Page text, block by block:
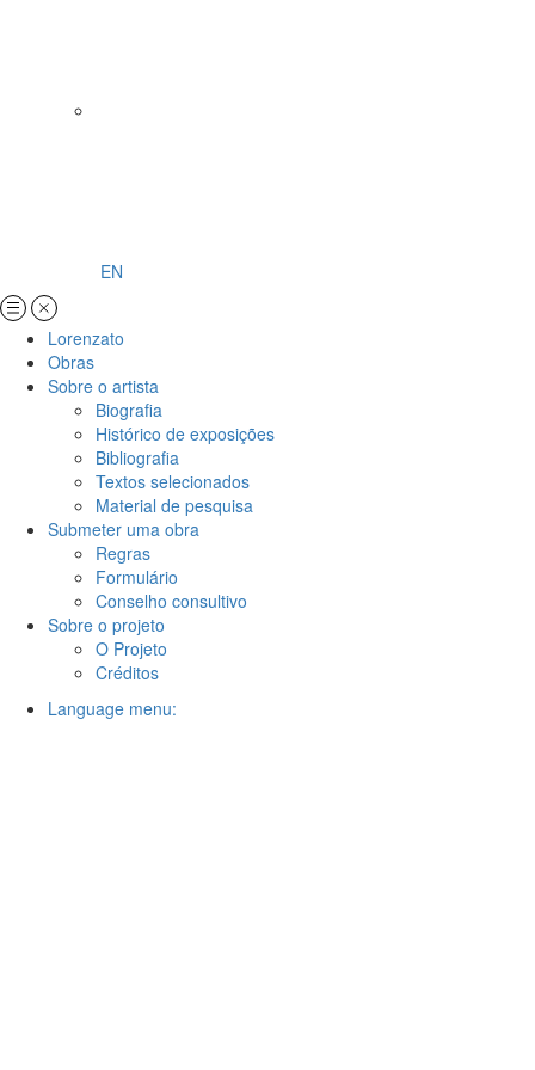
EN
Lorenzato
Obras
Sobre o artista
Biografia
Histórico de exposições
Bibliografia
Textos selecionados
Material de pesquisa
Submeter uma obra
Regras
Formulário
Conselho consultivo
Sobre o projeto
O Projeto
Créditos
Language menu: